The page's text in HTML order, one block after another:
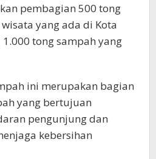
pembagian 500 tong
yang ada di Kota
tong sampah yang
ini merupakan bagian
yang bertujuan
pengunjung dan
kebersihan